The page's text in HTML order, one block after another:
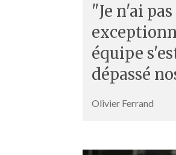
"Je n'ai
équipe
dépassé
Olivier Ferrand